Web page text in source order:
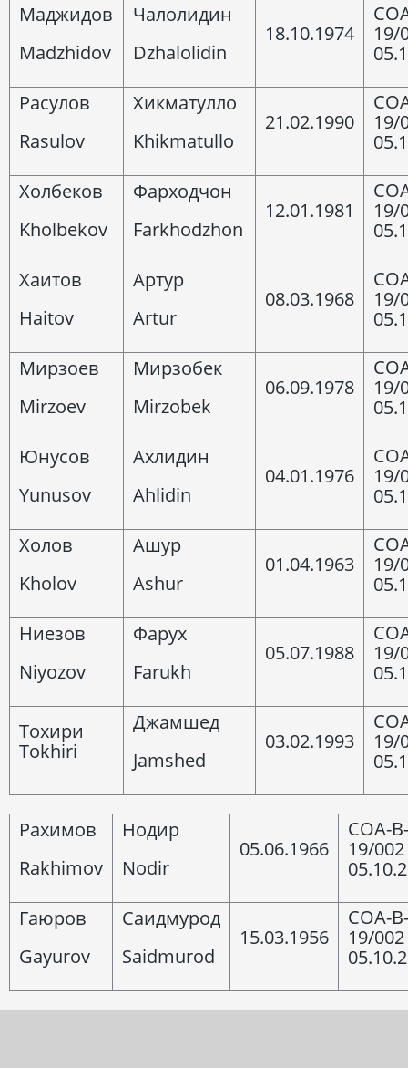
Маджидов
Madzhidov
Чалолидин
Dzhalolidin
18.10.1974
19/
Расулов
Rasulov
Хикматулло
Khikmatullo
21.02.1990
19/
Холбеков
Kholbekov
Фарходчон
Farkhodzhon
12.01.1981
19/
Хаитов
Haitov
Артур
Artur
08.03.1968
19/
Мирзоев
Mirzoev
Мирзобек
Mirzobek
06.09.1978
19/
Юнусов
Yunusov
Ахлидин
Ahlidin
04.01.1976
19/
Холов
Kholov
Ашур
Ashur
01.04.1963
19/
Ниезов
Niyozov
Фарух
Farukh
05.07.1988
19/
Тохири
Tokhiri
Джамшед
Jamshed
03.02.1993
19/
Рахимов
Rakhimov
Нодир
Nodir
05.06.1966
COA-B-
19/002
Гаюров
Gayurov
Саидмурод
Saidmurod
15.03.1956
COA-B-
19/002